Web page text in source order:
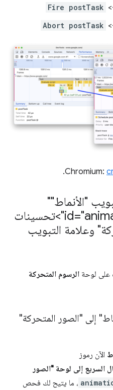
-
Fire postTask
-
Abort postTask
.
"الأنماط""
id="animations" tabindex="-1">تحسينات
وعلامة التبويب
على لوحة الرسوم المتحركة
إلى "الصور المتحركة"
الآن رموز
السريع إلى لوحة "الصور
، ما يتيح لك فحص